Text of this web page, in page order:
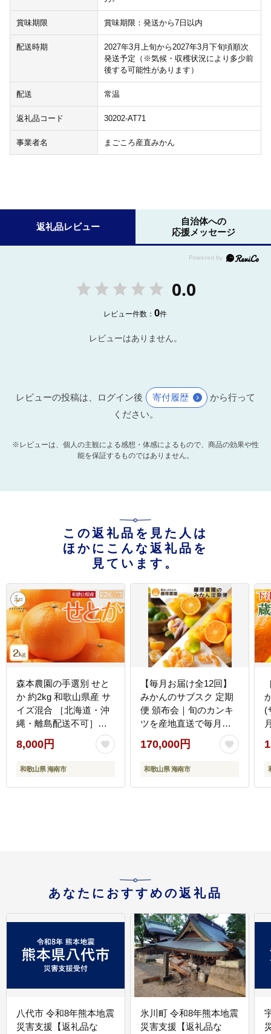
賞味期限 賞味期限：発送から7日以内
配送時期
2027年3月上旬から2027年3月下旬頃順次
発送予定（※気候・収穫状況により多少前
後する可能性があります）
配送 常温
返礼品コード 30202-AT71
事業者名 まごころ産直みかん
返礼品レビュー
自治体への
応援メッセージ
0.0
レビュー件数：0件
レビューはありません。
レビューの投稿は、ログイン後 寄付履歴
から行って
ください。
※レビューは、個人の主観による感想・体感によるもので、商品の効果や性
能を保証するものではありません。
この返礼品を見た人は
ほかにこんな返礼品を
見ています。
森本農園の手選別 せと
か 約2kg 和歌山県産 サ
イズ混合 ［北海道・沖
縄・離島配送不可］
［2027年2月下旬から順
次発送予定］
［RN129］
8,000円
和歌山県 海南市
【毎月お届け全12回】
みかんのサブスク 定期
便 頒布会｜旬のカンキ
ツを産地直送で毎月お
届け 家庭用 和歌山県 海
南市 【毎月お届け全12
回】
170,000円
和歌山県 海南市
(
あなたにおすすめの返礼品
八代市 令和8年熊本地震
災害支援【返礼品な
氷川町 令和8年熊本地震
災害支援【返礼品な